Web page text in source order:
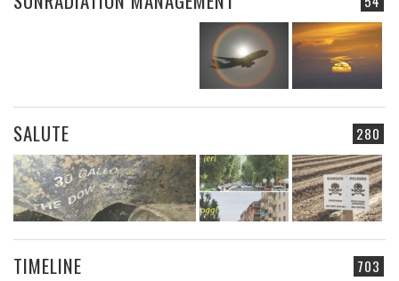
280
SALUTE
703
TIMELINE